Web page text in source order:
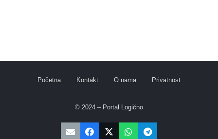
Početna Kontakt O nama Privatnost
© 2024 – Portal Logično